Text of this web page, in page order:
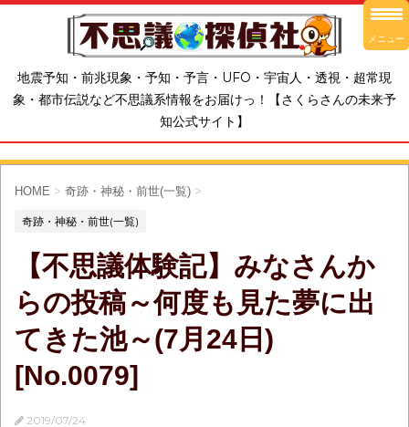
地震予知・前兆現象・予知・予言・UFO・宇宙人・透視・超常現
象・都市伝説など不思議系情報をお届けっ！【さくらさんの未来予
知公式サイト】
HOME > 奇跡・神秘・前世(一覧) >
奇跡・神秘・前世(一覧)
【不思議体験記】みなさんか
らの投稿～何度も見た夢に出
てきた池～(7月24日)
[No.0079]
2019/07/24
メニュー